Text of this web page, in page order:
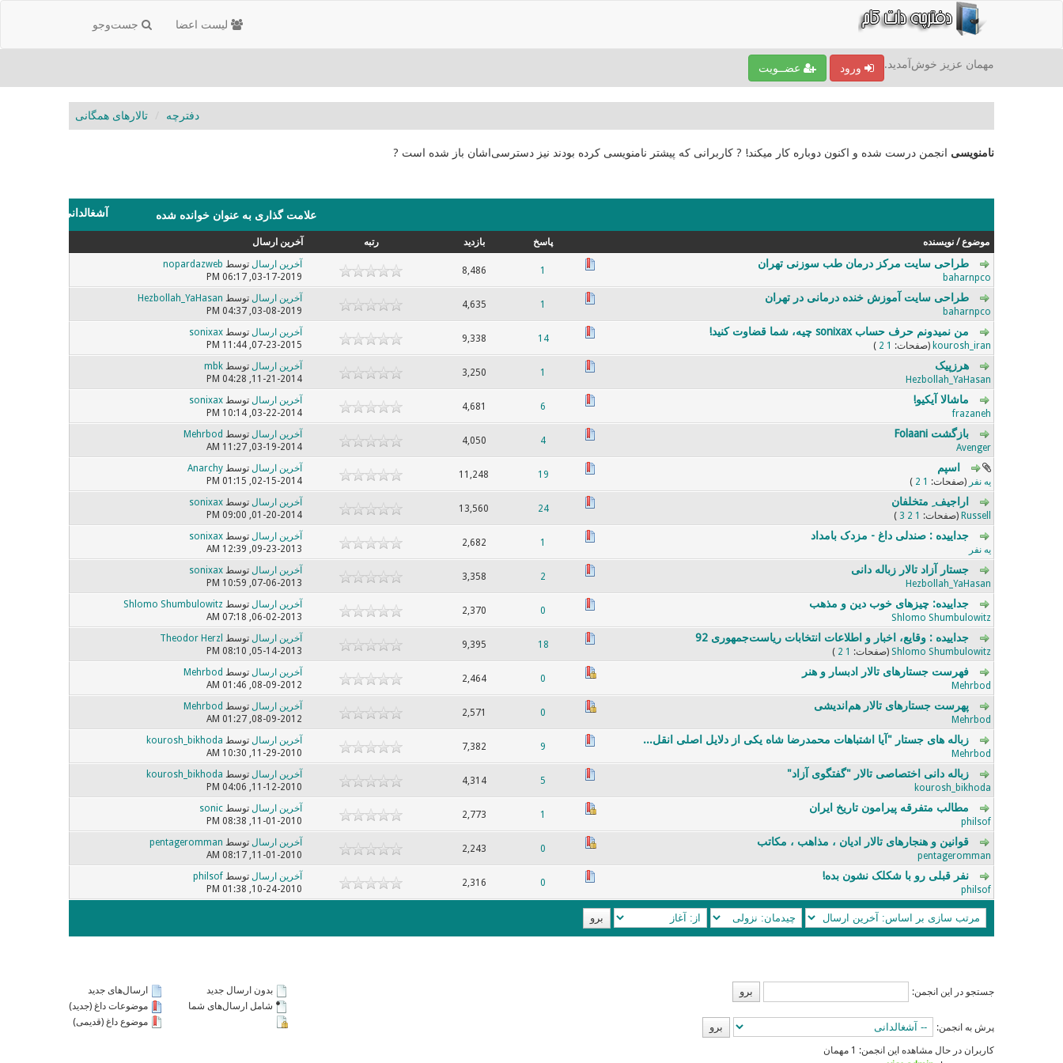
جست‌و‌جو لیست اعضا
ورود عضــویت مهمان عزیز خوش‌آمدید.
دفترچه تالارهای همگانی
نامنویسی انجمن درست شده و اکنون دوباره کار میکند! ? کاربرانی که پیشتر نامنویسی کرده بودند نیز دسترسی‌اشان باز شده است ?
آشغالدانی علامت گذاری به عنوان خوانده شده
موضوع/ نویسنده پاسخ بازدید رتبه آخرین ارسال
طراحی سایت مرکز درمان طب سوزنی تهران
baharnpco
1
8,486 0 رای - 0 از میانگین 5 رای 45 آخرین ارسال توسط nopardazweb
03-17-2019, 06:17 PM
طراحی سایت آموزش خنده درمانی در تهران
baharnpco
1
4,635 0 رای - 0 از میانگین 5 رای 5 آخرین ارسال توسط Hezbollah_YaHasan
03-08-2019, 04:37 PM
من نمیدونم حرف حساب sonixax چیه، شما قضاوت کنید!
kourosh_iran (صفحات: 1
2
)
14
9,338 0 رای - 0 از میانگین 5 رای 12345 آخرین ارسال توسطsonixax
07-23-2015, 11:44 PM
هرزپیک
Hezbollah_YaHasan
1
3,250
آخرین ارسال توسطmbk
11-21-2014, 04:28 PM
ماشالا آیکیو!
frazaneh
6
4,681
آخرین ارسال توسطsonixax
03-22-2014, 10:14 PM
بازگشت Folaani
Avenger
4
4,050
آخرین ارسال توسط Mehrbod
03-19-2014, 11:27 AM
اسپم
یه نفر (صفحات: 1
2
)
19
11,248
آخرین ارسال توسطAnarchy
02-15-2014, 01:15 PM
اراجیف ِ متخلفان
Russell (صفحات: 1
2
3
)
24
13,560
آخرین ارسال توسطsonixax
01-20-2014, 09:00 PM
جداییده : صندلی داغ - مزدک بامداد
یه نفر
1
2,682
آخرین ارسال توسطsonixax
09-23-2013, 12:39 AM
جستار آزاد تالار زباله دانی‌
Hezbollah_YaHasan
2
3,358
آخرین ارسال توسطsonixax
07-06-2013, 10:59 PM
جداییده: چیز‌های خوب دین و مذهب
Shlomo Shumbulowitz
0
2,370
آخرین ارسال توسط Shlomo Shumbulowitz
06-02-2013, 07:18 AM
جداییده : وقایع، اخبار و اطلاعات انتخابات ریاست‌جمهوری 92
Shlomo Shumbulowitz (صفحات: 1
2
)
18
9,395 0 رای - 0 از میانگین 5 رای 12345 آخرین ارسال توسط
Theodor Herzl
05-14-2013, 08:10 PM
فهرست جستارهای تالار ادبسار و هنر
Mehrbod
0
2,464
آخرین ارسال توسط Mehrbod
08-09-2012, 01:46 AM
پهرست جستارهای تالار هم‌اندیشی
Mehrbod
0
2,571
آخرین ارسال توسط Mehrbod
08-09-2012, 01:27 AM
زباله های جستار "آیا اشتباهات محمدرضا شاه یکی از دلایل اصلی انقل...
Mehrbod
9
7,382 0 رای - 0 از میانگین 5 رای 1 234 5 آخرین ارسال توسط kourosh_bikhoda
11-29-2010, 10:30 AM
زباله دانی اختصاصی تالار "گفتگوی آزاد"
kourosh_bikhoda
5
4,314 0 رای - 0 از میانگین 5 رای آخرین ارسال توسط kourosh_bikhoda
11-12-2010, 04:06 PM
مطالب متفرقه پیرامون تاریخ ایران
philsof
1
2,773
آخرین ارسال توسطsonic
11-01-2010, 08:38 PM
قوانین و هنجارهای تالار ادیان ، مذاهب ، مکاتب
pentageromman
0
2,243 0 رای - 0 از میانگین 5 رای 45 آخرین ارسال توسط pentageromman
11-01-2010, 08:17 AM
نفر قبلی رو با شکلک نشون بده!
philsof
0
2,316
آخرین ارسال توسطphilsof
10-24-2010, 01:38 PM
ارسال‌های جدید
موضوعات داغ (جدید)
موضوع داغ (قدیمی)
بدون ارسال جدید
شامل ارسال‌های شما
جستجو در این انجمن:
پرش به انجمن:
کاربران در حال مشاهده این انجمن: 1 مهمان